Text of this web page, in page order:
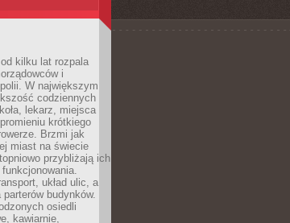
kilku lat rozpala
i
W największym
codziennych
lekarz, miejsca
krótkiego
Brzmi jak
miast na świecie
przybliżają ich
układ ulic, a
budynków.
osiedli
kawiarnie,